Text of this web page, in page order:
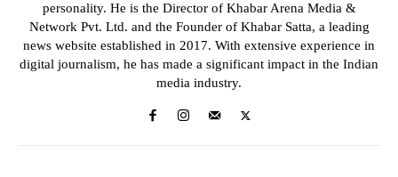
personality. He is the Director of Khabar Arena Media &
Network Pvt. Ltd. and the Founder of Khabar Satta, a leading
news website established in 2017. With extensive experience in
digital journalism, he has made a significant impact in the Indian
media industry.